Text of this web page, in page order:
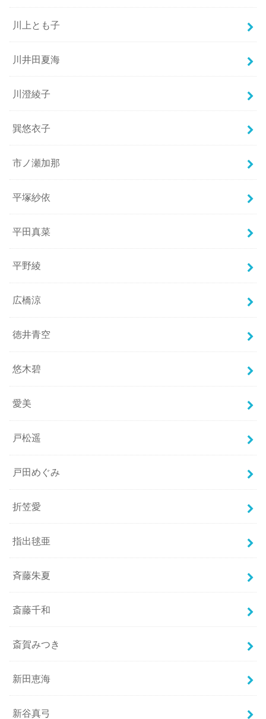
川上とも子
川井田夏海
川澄綾子
巽悠衣子
市ノ瀬加那
平塚紗依
平田真菜
平野綾
広橋涼
徳井青空
悠木碧
愛美
戸松遥
戸田めぐみ
折笠愛
指出毬亜
斉藤朱夏
斎藤千和
斎賀みつき
新田恵海
新谷真弓